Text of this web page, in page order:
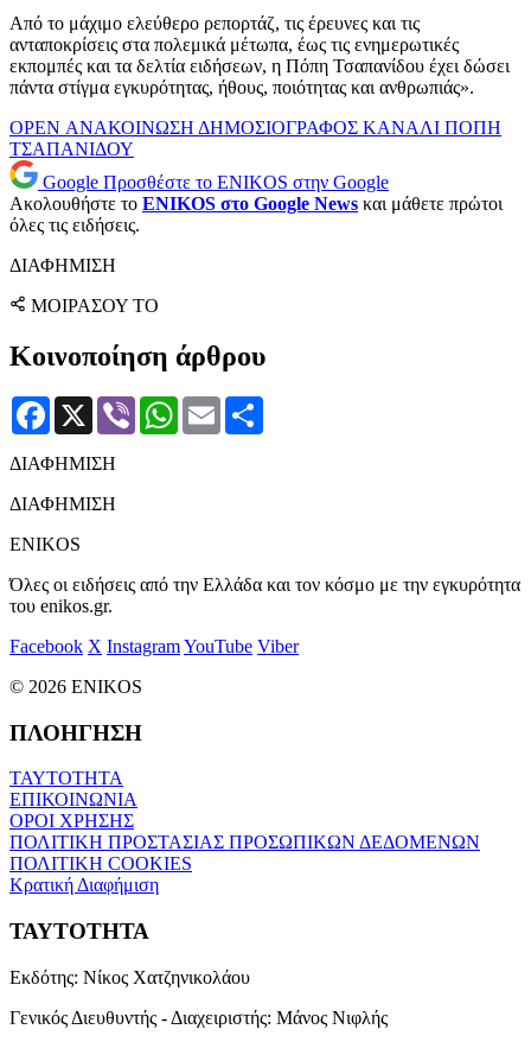
Από το μάχιμο ελεύθερο ρεπορτάζ, τις έρευνες και τις
ανταποκρίσεις στα πολεμικά μέτωπα, έως τις ενημερωτικές
εκπομπές και τα δελτία ειδήσεων, η Πόπη Τσαπανίδου έχει δώσει
πάντα στίγμα εγκυρότητας, ήθους, ποιότητας και ανθρωπιάς».
OPEN ΑΝΑΚΟΙΝΩΣΗ ΔΗΜΟΣΙΟΓΡΑΦΟΣ ΚΑΝΑΛΙ ΠΟΠΗ
ΤΣΑΠΑΝΙΔΟΥ
Google Προσθέστε το ENIKOS στην Google
Ακολουθήστε το ENIKOS στο Google News και μάθετε πρώτοι
όλες τις ειδήσεις.
ΔΙΑΦΗΜΙΣΗ
ΜΟΙΡΑΣΟΥ ΤΟ
Κοινοποίηση άρθρου
Facebook
X Viber WhatsApp
Email
ΔΙΑΦΗΜΙΣΗ
ΔΙΑΦΗΜΙΣΗ
ENIKOS
Όλες οι ειδήσεις από την Ελλάδα και τον κόσμο με την εγκυρότητα
του enikos.gr.
Facebook X InstagramYouTube Viber
© 2026 ENIKOS
ΠΛΟΗΓΗΣΗ
ΤΑΥΤΟΤΗΤΑ
ΕΠΙΚΟΙΝΩΝΙΑ
ΟΡΟΙ ΧΡΗΣΗΣ
ΠΟΛΙΤΙΚΗ ΠΡΟΣΤΑΣΙΑΣ ΠΡΟΣΩΠΙΚΩΝ ΔΕΔΟΜΕΝΩΝ
ΠΟΛΙΤΙΚΗ COOKIES
Κρατική Διαφήμιση
ΤΑΥΤΟΤΗΤΑ
Εκδότης: Νίκος Χατζηνικολάου
Γενικός Διευθυντής - Διαχειριστής: Μάνος Νιφλής